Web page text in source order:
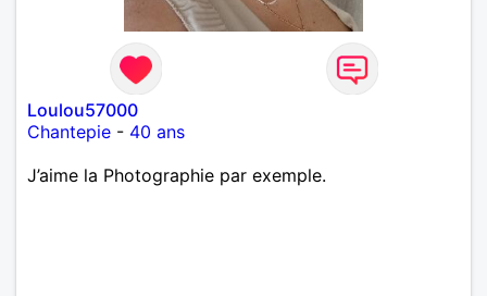
Loulou57000
Chantepie - 40 ans
J’aime la Photographie par exemple.